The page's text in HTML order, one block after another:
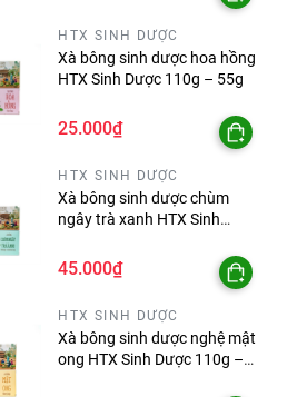
HTX SINH DƯỢC
Xà bông sinh dược hoa hồng
HTX Sinh Dược 110g – 55g
25.000₫
HTX SINH DƯỢC
Xà bông sinh dược chùm
ngây trà xanh HTX Sinh
45.000₫
HTX SINH DƯỢC
Xà bông sinh dược nghệ mật
ong HTX Sinh Dược 110g –